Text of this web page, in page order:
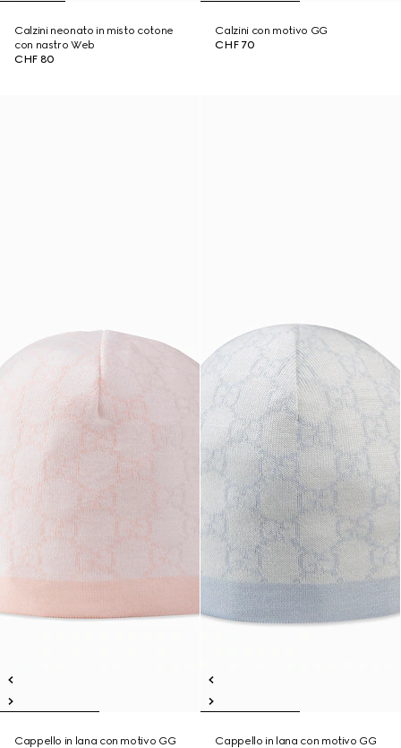
Calzini neonato in misto cotone
con nastro Web
CHF 80
Calzini con motivo GG
CHF 70
Cappello in lana con motivo GG
Cappello in lana con motivo GG